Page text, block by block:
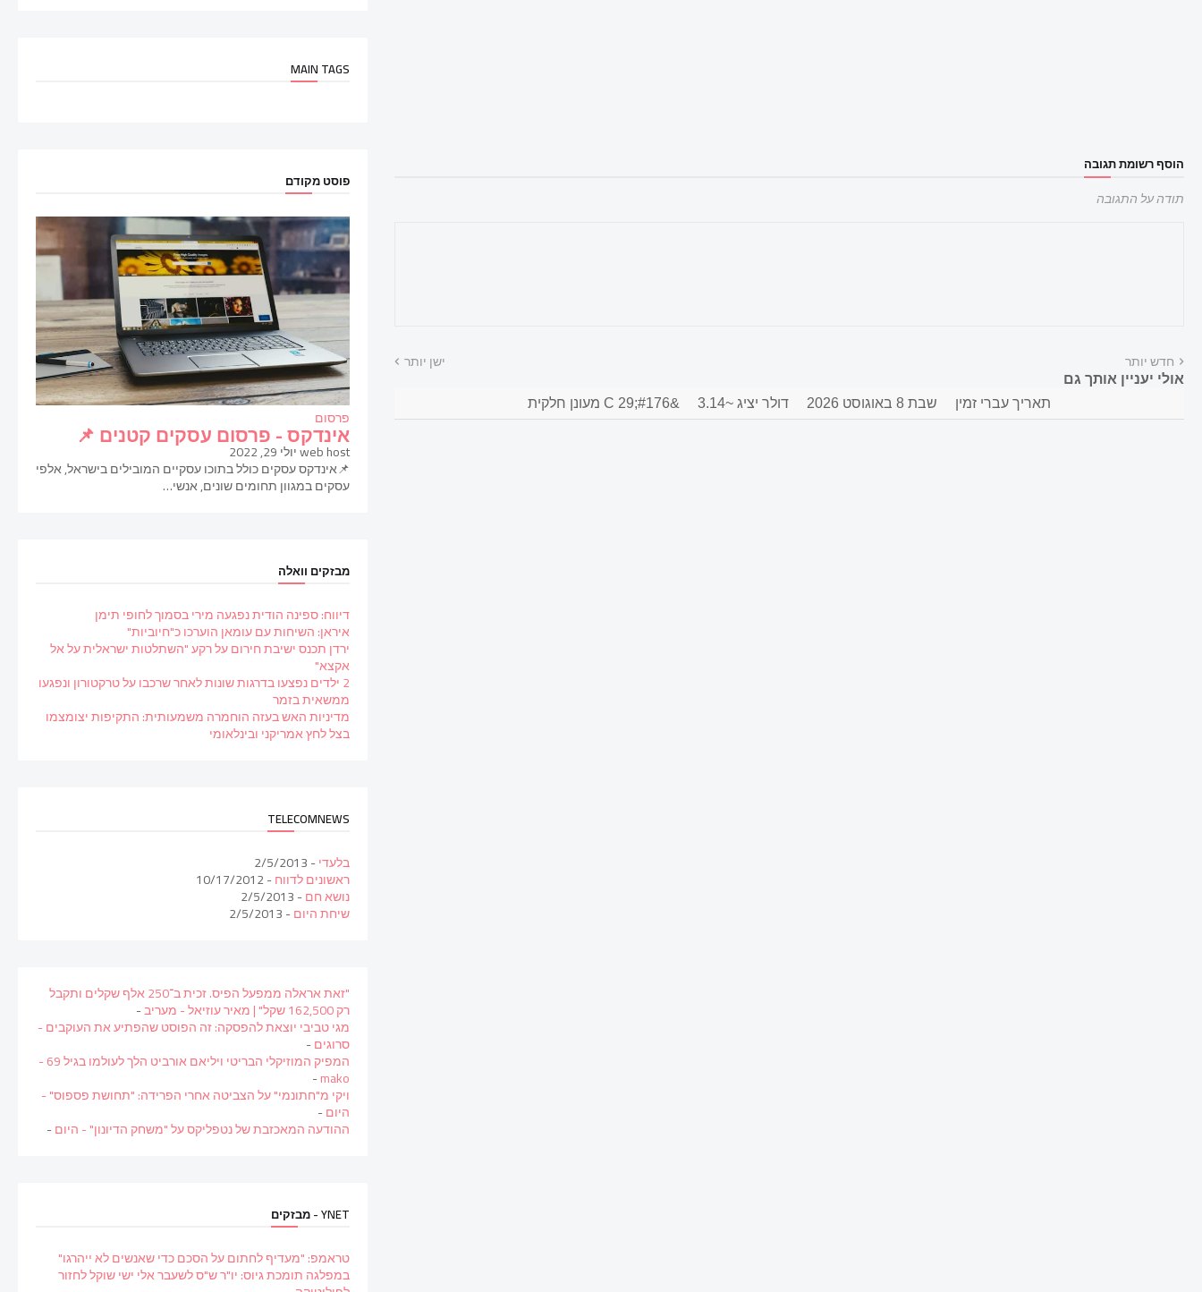
הוסף רשומת תגובה
תודה על התגובה
חדש יותר ישן יותר
אולי יעניין אותך גם
תאריך עברי זמין שבת 8 באוגוסט 2026 דולר יציג ~3.14 &#176;C 29 מעונן חלקית
MAIN TAGS
פוסט מקודם
פרסום
אינדקס - פרסום עסקים קטנים 📌
web hostיולי 29, 2022
📌אינדקס עסקים כולל בתוכו עסקיים המובילים בישראל, אלפי
עסקים במגוון תחומים שונים, אנשי…
מבזקים וואלה
דיווח: ספינה הודית נפגעה מירי בסמוך לחופי תימן
איראן: השיחות עם עומאן הוערכו כ"חיוביות"
ירדן תכנס ישיבת חירום על רקע "השתלטות ישראלית על אל
אקצא"
2 ילדים נפצעו בדרגות שונות לאחר שרכבו על טרקטורון ונפגעו
ממשאית בזמר
מדיניות האש בעזה הוחמרה משמעותית: התקיפות יצומצמו
בצל לחץ אמריקני ובינלאומי
TELECOMNEWS
בלעדי- 2/5/2013
ראשונים לדווח- 10/17/2012
נושא חם- 2/5/2013
שיחת היום- 2/5/2013
"זאת אראלה ממפעל הפיס. זכית ב־250 אלף שקלים ותקבל
רק 162,500 שקל" | מאיר עוזיאל - מעריב -
מגי טביבי יוצאת להפסקה: זה הפוסט שהפתיע את העוקבים -
סרוגים-
המפיק המוזיקלי הבריטי ויליאם אורביט הלך לעולמו בגיל 69 -
mako
-
ויקי מ"חתונמי" על הצביטה אחרי הפרידה: "תחושת פספוס" -
היום-
ההודעה המאכזבת של נטפליקס על "משחק הדיונון" - היום-
YNET - מבזקים
טראמפ: "מעדיף לחתום על הסכם כדי שאנשים לא ייהרגו"
במפלגה תומכת גיוס: יו"ר ש"ס לשעבר אלי ישי שוקל לחזור